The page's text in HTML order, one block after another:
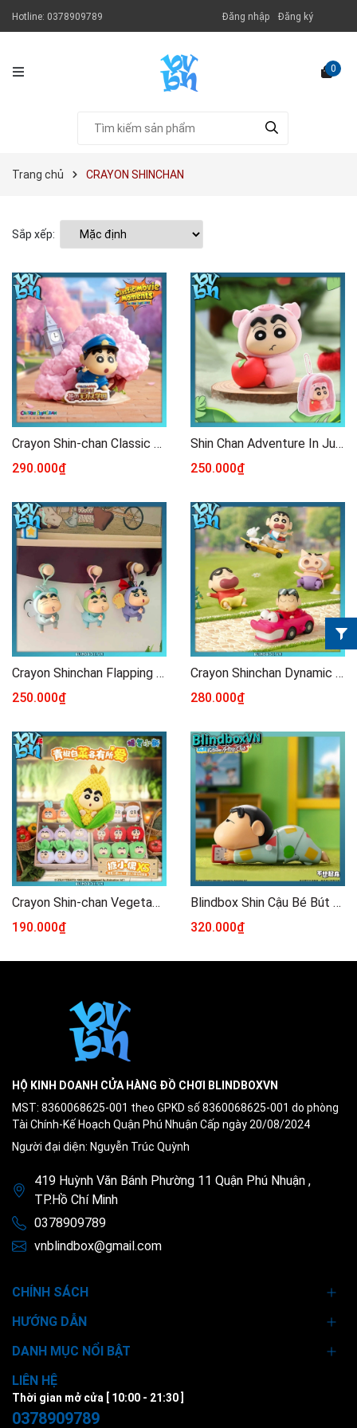
Hotline: 0378909789 Đăng nhập Đăng ký
0
Trang chủ CRAYON SHINCHAN
Sắp xếp:
Crayon Shin-chan Classic Movie Moments Blind box
290.000₫
Shin Chan Adventure In Jungle Blindbox
250.000₫
Crayon Shinchan Flapping Wings Series Blind Box
250.000₫
Crayon Shinchan Dynamic Shin Vibes 52TOYS
280.000₫
Crayon Shin-chan Vegetable Plush Doll Vinyl Blind box
190.000₫
Blindbox Shin Cậu Bé Bút Chì Dynamic Shin Life Series ( Chính Hãng )
320.000₫
HỘ KINH DOANH CỬA HÀNG ĐỒ CHƠI BLINDBOXVN
MST: 8360068625-001 theo GPKD số 8360068625-001 do phòng
Tài Chính-Kế Hoạch Quận Phú Nhuận Cấp ngày 20/08/2024
Người đại diện: Nguyễn Trúc Quỳnh
419 Huỳnh Văn Bánh Phường 11 Quận Phú Nhuận ,
TP.Hồ Chí Minh
0378909789
vnblindbox@gmail.com
CHÍNH SÁCH
HƯỚNG DẪN
DANH MỤC NỔI BẬT
LIÊN HỆ
Thời gian mở cửa [ 10:00 - 21:30 ]
0378909789